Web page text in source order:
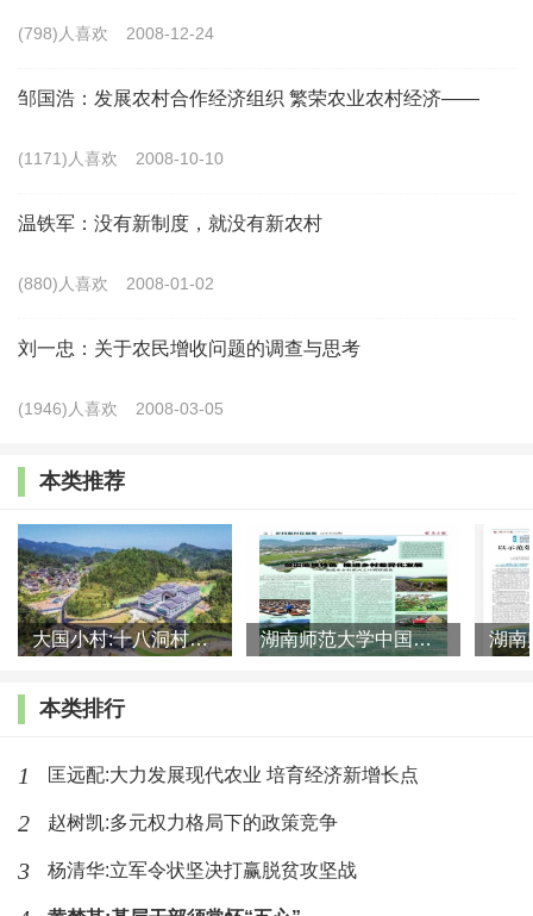
痛点难点切实发力。
以提升经营性收入为关键，把产与销连接起来。数
元，其中农村居民经营性收入人均为5762元，占人均收
入的36%。稳定与提升经营性收入，不仅是稳定农民增
全面小康的重要一环。因此，需立足各地资源禀赋，按
照农业供给侧结构性改革的要求，形成地域特色鲜明、
环节提高农产品的品种和质量，建立各区域农产品品种
群发展、彰显特色、形成优势的农业园区、特色产业的
支持力度；二是在加工环节提升农产品的市场价值，鼓
励各地根据本地农产品加工需求，引进特色和大宗农产
品加工企业，鼓励相关服务主体对农民进行农产品初加
密利益联结机制；三是在销售环节畅通农产品流通渠
对依托“互联网+”推进城乡生产与消费对接的经营主体给
予支持和鼓励，同时引导农业企业大力开展农产品产销
(798)人喜欢 2008-12-24
邹国浩：发展农村合作经济组织 繁荣农业农村经济——
(1171)人喜欢 2008-10-10
温铁军：没有新制度，就没有新农村
(880)人喜欢 2008-01-02
刘一忠：关于农民增收问题的调查与思考
(1946)人喜欢 2008-03-05
本类推荐
大国小村:十八洞村的现代变迁是一道美丽的风景线 湖南师范大学中国乡村振兴研究院课题组:突出地域特色 推进乡村
本类排行
1 匡远配:大力发展现代农业 培育经济新增长点
2 赵树凯:多元权力格局下的政策竞争
3 杨清华:立军令状坚决打赢脱贫攻坚战